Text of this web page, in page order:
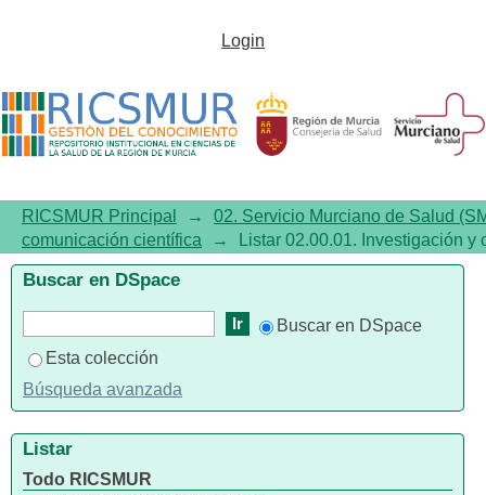
Listar02.00.01. Investigación y
tema "Emociones"
Login
RICSMUR Principal →
02. Servicio Murciano de Salud
comunicación científica
→ Listar 02.00.01. Investigación
Buscar en DSpace
Buscar en DSpace
Esta colección
Búsqueda avanzada
Listar
Todo RICSMUR